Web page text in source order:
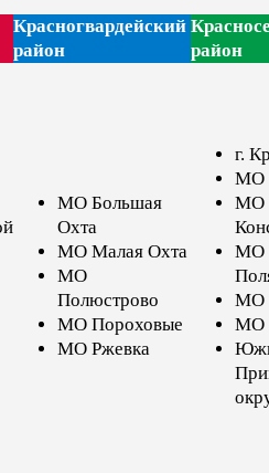
Красногвардейский
район
район
МО Большая
Охта
МО Малая Охта
МО
Полюстрово
МО Пороховые
МО Ржевка
г.
МО
МО
МО
МО
МО